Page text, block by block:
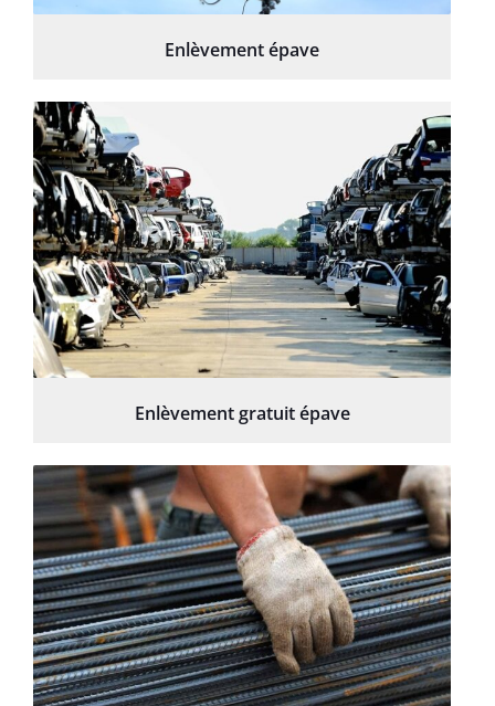
Enlèvement épave
Enlèvement gratuit épave